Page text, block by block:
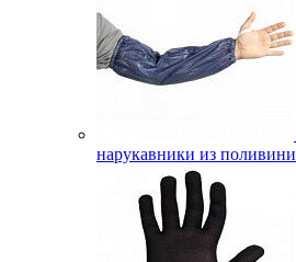
нарукавники из